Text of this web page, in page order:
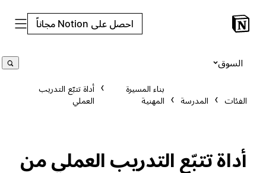
احصل على Notion مجاناً
السوق
الفئات المدرسة
بناء المسيرة
المهنية
أداة تتبّع التدريب
العملي
أداة تتبّع التدريب العملي من